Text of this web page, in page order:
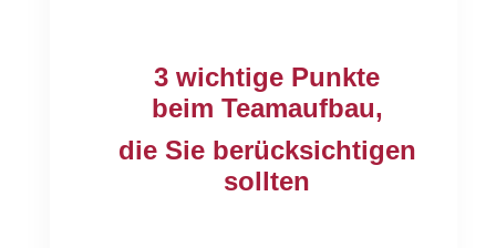
3 wichtige Punkte
beim Teamaufbau,
die Sie berücksichtigen
sollten